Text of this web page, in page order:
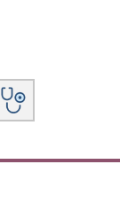
学科研基金项目
作者论文20余
作的撰写。同时
肾小球疾病如
的造诣。